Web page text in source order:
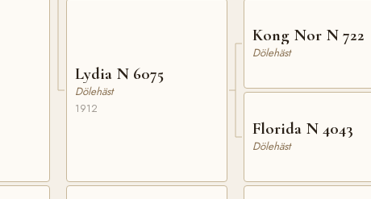
Lydia N 6075
Dölehäst
1912
Kong Nor N 722
Dölehäst
Florida N 4043
Dölehäst